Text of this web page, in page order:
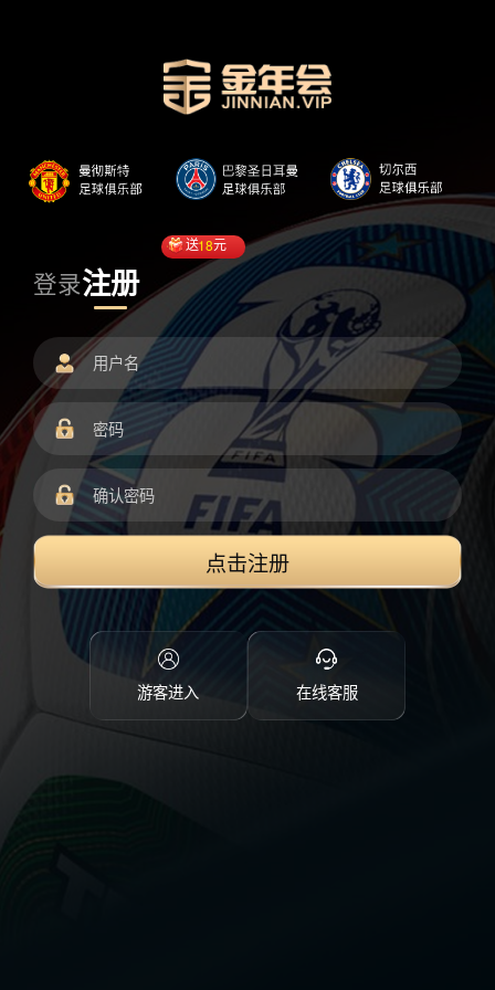
登录注册
送18元
点击注册
游客进入 在线客服